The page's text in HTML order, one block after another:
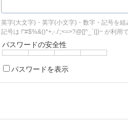
英字(大文字)・英字(小文字)・数字・記号を
記号は !"#$%&()*+,-./:;<=>?@[]^_`{|}~ が利用で
パスワードの安全性
パスワードを表示